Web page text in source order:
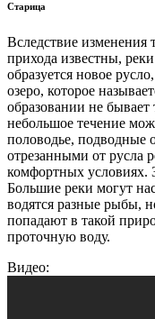
Старица
Вследствие изменения
прихода известны,
образуется новое
озеро, которое
образовании не бывает
небольшое течение
половодье, подводные
отрезанными от русла
комфортных условиях.
Большие реки могут
водятся разные рыбы,
попадают в такой
проточную воду.
Видео: